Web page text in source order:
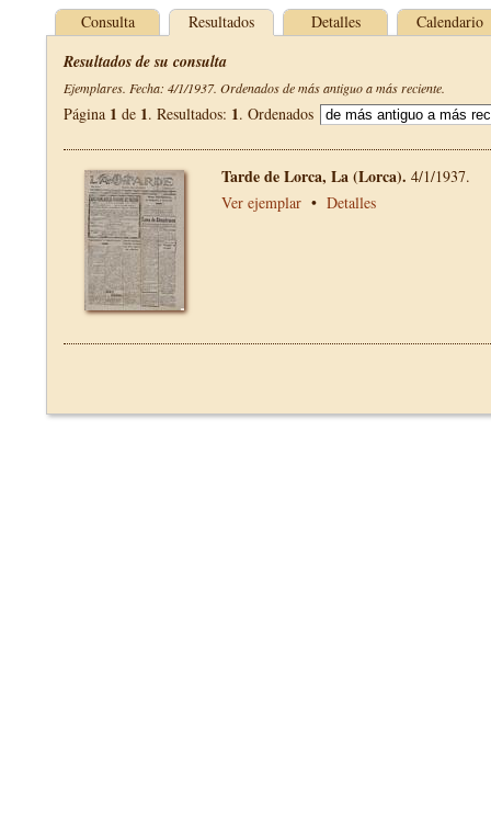
Consulta Resultados Detalles Calendario
Resultados de su consulta
Ejemplares. Fecha: 4/1/1937. Ordenados de más antiguo a más reciente.
Página 1 de 1. Resultados: 1. Ordenados
Tarde de Lorca, La (Lorca). 4/1/1937.
Ver ejemplar • Detalles